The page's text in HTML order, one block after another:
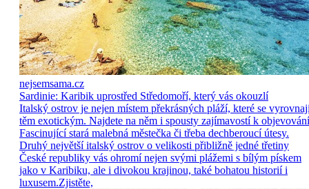
nejsemsama.cz
Sardinie: Karibik uprostřed Středomoří, který vás okouzlí
Italský ostrov je nejen místem překrásných pláží, které se
těm exotickým. Najdete na něm i spousty zajímavostí k
Fascinující stará malebná městečka či třeba dechberoucí útesy.
Druhý největší italský ostrov o velikosti přibližně jedné třetiny
České republiky vás ohromí nejen svými plážemi s bílým pískem
jako v Karibiku, ale i divokou krajinou, také bohatou historií i
luxusem.Zjistěte,